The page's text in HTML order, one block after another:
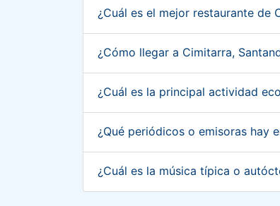
¿Cuál es el mejor restaurante de
¿Cómo llegar a Cimitarra,
¿Cuál es la principal actividad
¿Qué periódicos o emisoras hay
¿Cuál es la música típica o